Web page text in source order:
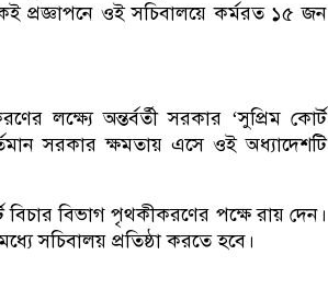
প্রজ্ঞাপনে ওই সচিবালয়ে কর্মরত ১৫ জন
লক্ষ্যে অন্তর্বর্তী সরকার ‘সুপ্রিম কোর্ট
সরকার ক্ষমতায় এসে ওই অধ্যাদেশটি
বিচার বিভাগ পৃথকীকরণের পক্ষে রায় দেন।
সচিবালয় প্রতিষ্ঠা করতে হবে।